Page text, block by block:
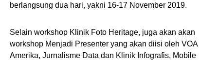
berlangsung dua hari, yakni 16-17 November 2019.
Selain workshop Klinik Foto Heritage, juga akan akan
workshop Menjadi Presenter yang akan diisi oleh VOA
Amerika, Jurnalisme Data dan Klinik Infografis, Mobile